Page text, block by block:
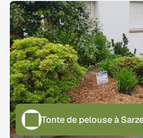
Tonte de pelouse à